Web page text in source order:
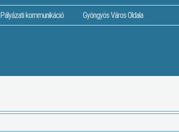
Pályázati kommunikáció Gyöngyös Város Oldala